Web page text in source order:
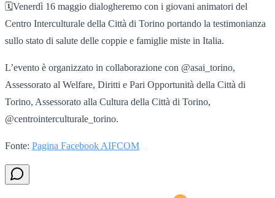
🗓Venerdì 16 maggio dialogheremo con i giovani animatori del
Centro Interculturale della Città di Torino portando la testimonianza
sullo stato di salute delle coppie e famiglie miste in Italia.
L’evento è organizzato in collaborazione con @asai_torino,
Assessorato al Welfare, Diritti e Pari Opportunità della Città di
Torino, Assessorato alla Cultura della Città di Torino,
@centrointerculturale_torino.
Fonte: Pagina Facebook AIFCOM